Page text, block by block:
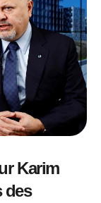
Karim
des